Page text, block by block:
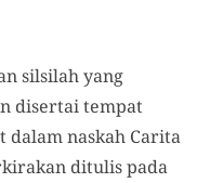
silsilah yang
disertai tempat
naskah Carita
ditulis pada